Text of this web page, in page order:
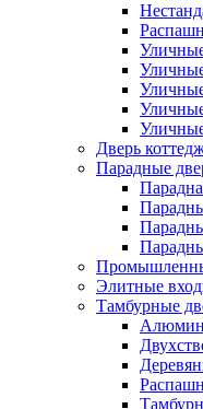
Дверь
Парадные
Элитные
Тамбурные